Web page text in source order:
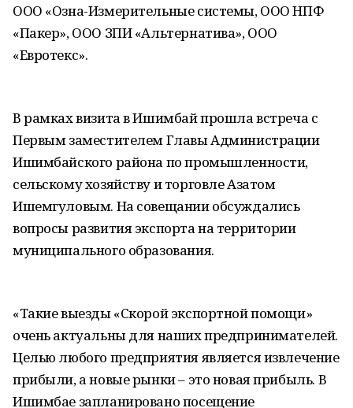
ООО «Озна-Измерительные системы, ООО НПФ
«Пакер», ООО ЗПИ «Альтернатива», ООО
«Евротекс».
В рамках визита в Ишимбай прошла встреча с
Первым заместителем Главы Администрации
Ишимбайского района по промышленности,
сельскому хозяйству и торговле Азатом
Ишемгуловым. На совещании обсуждались
вопросы развития экспорта на территории
муниципального образования.
«Такие выезды «Скорой экспортной помощи»
очень актуальны для наших предпринимателей.
Целью любого предприятия является извлечение
прибыли, а новые рынки – это новая прибыль. В
Ишимбае запланировано посещение